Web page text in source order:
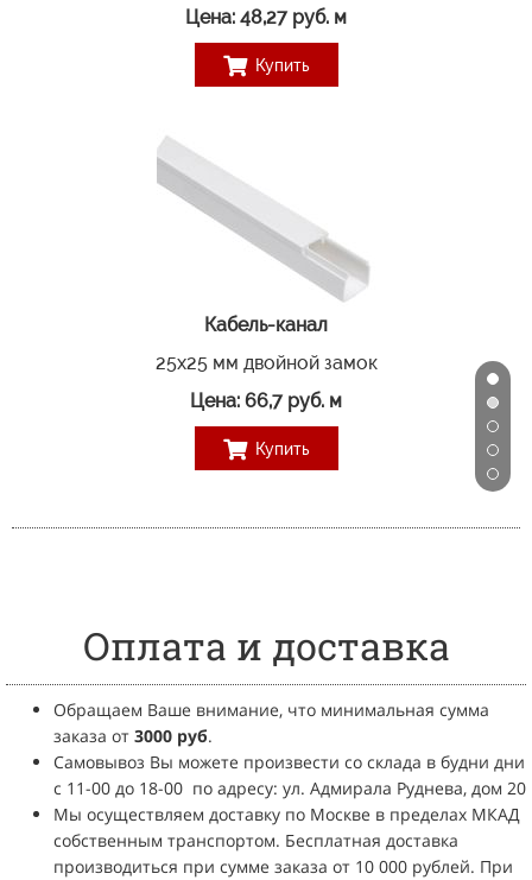
Цена: 48,27 руб. м
Купить
Кабель-канал
25х25 мм двойной замок
Цена: 66,7 руб. м
Купить
Оплата и доставка
Обращаем Ваше внимание, что минимальная сумма
заказа от 3000 руб.
Самовывоз Вы можете произвести со склада в будни дни
с 11-00 до 18-00 по адресу: ул. Адмирала Руднева, дом 20
Мы осуществляем доставку по Москве в пределах МКАД
собственным транспортом. Бесплатная доставка
производиться при сумме заказа от 10 000 рублей. При